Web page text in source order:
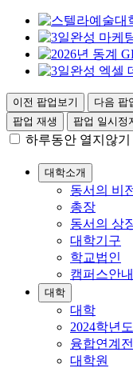
이전 팝업보기
다음 팝
팝업 재생
팝업 일시정
하루동안 열지않기
대학소개
동서의 비
총장
동서의 상
대학기구
학교법인
캠퍼스안내
대학
대학
2024학년
융합연계
대학원